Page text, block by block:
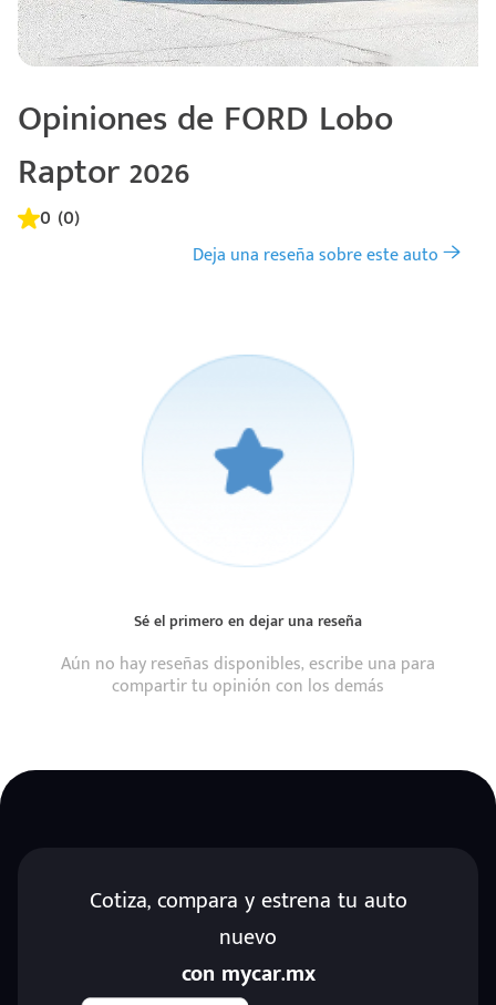
Postal
Ingresar
Opiniones de FORD Lobo
Raptor 2026
0 (0)
Deja una reseña sobre este auto
Sé el primero en dejar una reseña
Aún no hay reseñas disponibles, escribe una para
compartir tu opinión con los demás
Cotiza, compara y estrena tu auto
nuevo
con mycar.mx